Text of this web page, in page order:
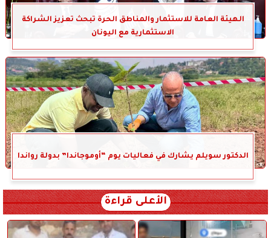
الهيئة العامة للاستثمار والمناطق الحرة تبحث تعزيز الشراكة
الاستثمارية مع اليونان
الدكتور سويلم يشارك في فعاليات يوم “أوموجاندا” بدولة رواندا
الأعلى قراءة